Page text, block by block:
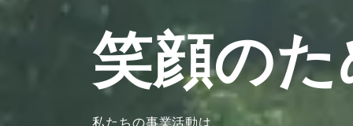
笑顔の
私たちの事業活動は、